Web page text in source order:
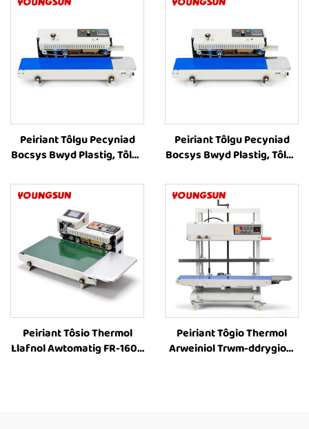
Peiriant Tôlgu Pecyniad
Bocsys Bwyd Plastig, Tôlgu
900C
Peiriant Tôlgu Pecyniad
Bocsys Bwyd Plastig, Tôlgu
900C
Peiriant Tôsio Thermol
Llafnol Awtomatig FR-1600
Peiriant Tôgio Thermol
Arweiniol Trwm-ddrygioni